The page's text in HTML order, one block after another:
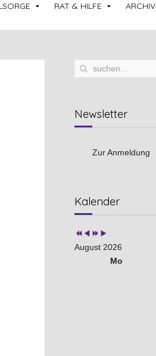
RAT & HILFE ARCHIV
Newsletter
Zur Anmeldung
Kalender
Vorheriges
Jahr
Vorheriger
Monat
Nächstes
Jahr
Nächstes
Monat
August 2026
Mo